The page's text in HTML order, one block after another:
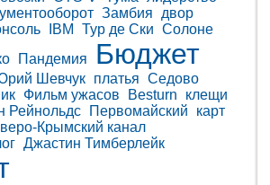
Замбия
двор
IBM Тур де Ски Солоне
Пандемия Бюджет
Шевчук платья Седово
Фильм ужасов Besturn
клещи
Рейнольдс Первомайский
карт
Крымский канал
Джастин Тимберлейк